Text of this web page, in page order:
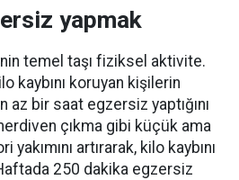
yapmak
temel taşı fiziksel aktivite.
kaybını koruyan kişilerin
az bir saat egzersiz yaptığını
çıkma gibi küçük ama
artırarak, kilo kaybını
250 dakika egzersiz